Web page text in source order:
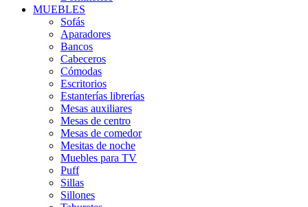
MUEBLES
Sofás
Aparadores
Bancos
Cabeceros
Cómodas
Escritorios
Estanterías librerías
Mesas auxiliares
Mesas de centro
Mesas de comedor
Mesitas de noche
Muebles para TV
Puff
Sillas
Sillones